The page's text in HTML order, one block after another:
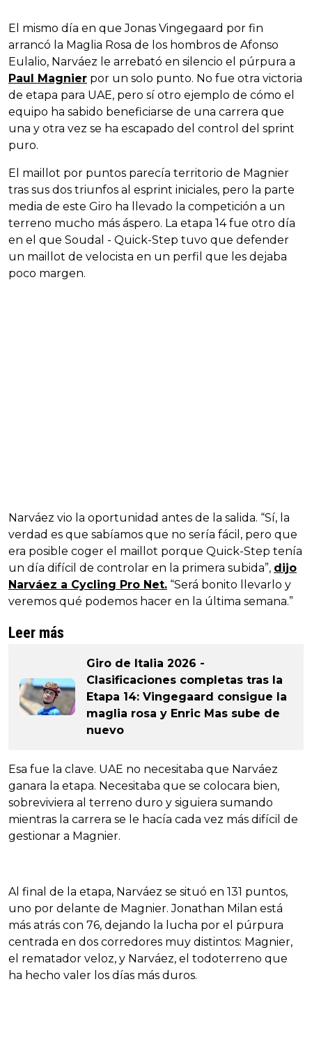
El mismo día en que Jonas Vingegaard por fin
arrancó la Maglia Rosa de los hombros de Afonso
Eulalio, Narváez le arrebató en silencio el púrpura a
Paul Magnier por un solo punto. No fue otra victoria
de etapa para UAE, pero sí otro ejemplo de cómo el
equipo ha sabido beneficiarse de una carrera que
una y otra vez se ha escapado del control del sprint
puro.
El maillot por puntos parecía territorio de Magnier
tras sus dos triunfos al esprint iniciales, pero la parte
media de este Giro ha llevado la competición a un
terreno mucho más áspero. La etapa 14 fue otro día
en el que Soudal - Quick-Step tuvo que defender
un maillot de velocista en un perfil que les dejaba
poco margen.
Narváez vio la oportunidad antes de la salida. “Sí, la
verdad es que sabíamos que no sería fácil, pero que
era posible coger el maillot porque Quick-Step tenía
un día difícil de controlar en la primera subida”, dijo
Narváez a Cycling Pro Net. “Será bonito llevarlo y
veremos qué podemos hacer en la última semana.”
Leer más
Giro de Italia 2026 -
Clasificaciones completas tras la
Etapa 14: Vingegaard consigue la
maglia rosa y Enric Mas sube de
nuevo
Esa fue la clave. UAE no necesitaba que Narváez
ganara la etapa. Necesitaba que se colocara bien,
sobreviviera al terreno duro y siguiera sumando
mientras la carrera se le hacía cada vez más difícil de
gestionar a Magnier.
Al final de la etapa, Narváez se situó en 131 puntos,
uno por delante de Magnier. Jonathan Milan está
más atrás con 76, dejando la lucha por el púrpura
centrada en dos corredores muy distintos: Magnier,
el rematador veloz, y Narváez, el todoterreno que
ha hecho valer los días más duros.